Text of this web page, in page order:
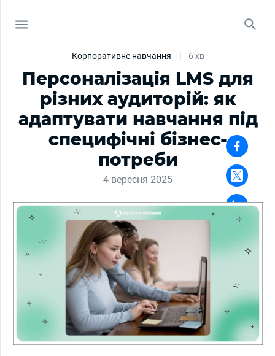
Корпоративне навчання | 6 хв
Персоналізація LMS для
різних аудиторій: як
адаптувати навчання під
специфічні бізнес-
потреби
4 вересня 2025